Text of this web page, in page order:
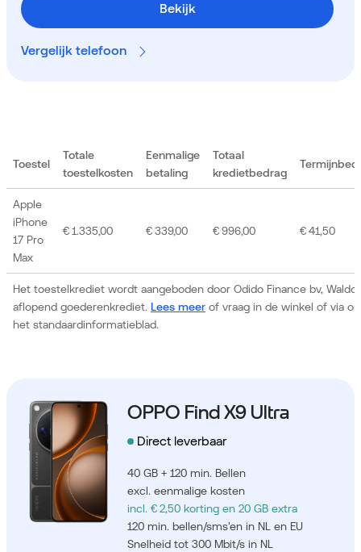
Bekijk
Vergelijk telefoon
Toestel
Totale
toestelkosten
Eenmalige
betaling
Totaal
kredietbedrag
Het toestelkrediet wordt aangeboden door Odido Finance bv,
aflopend goederenkrediet. Lees meer of vraag in de winkel of via
het standaardinformatieblad.
Apple
iPhone
17 Pro
Max
€ 1.335,00 € 339,00 € 996,00 € 41,50
OPPO Find X9 Ultra
Direct leverbaar
40 GB + 120 min. Bellen
excl. eenmalige kosten
incl. € 2,50 korting en 20 GB extra
120 min. bellen/sms'en in NL en EU
Snelheid tot 300 Mbit/s in NL